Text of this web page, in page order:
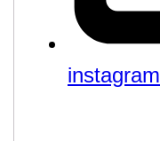
instagram